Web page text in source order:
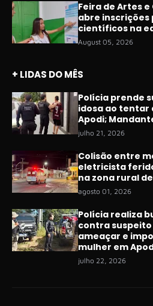
Feira de Artes
abre
científicos na
August 05, 2026
+ LIDAS DO MÊS
Polícia prende
idosa ao tentar
Apodi;
julho 21, 2026
Colisão entre
eletricista
na zona rural
agosto 01, 2026
Polícia realiza
contra
ameaçar e
mulher em
julho 22, 2026